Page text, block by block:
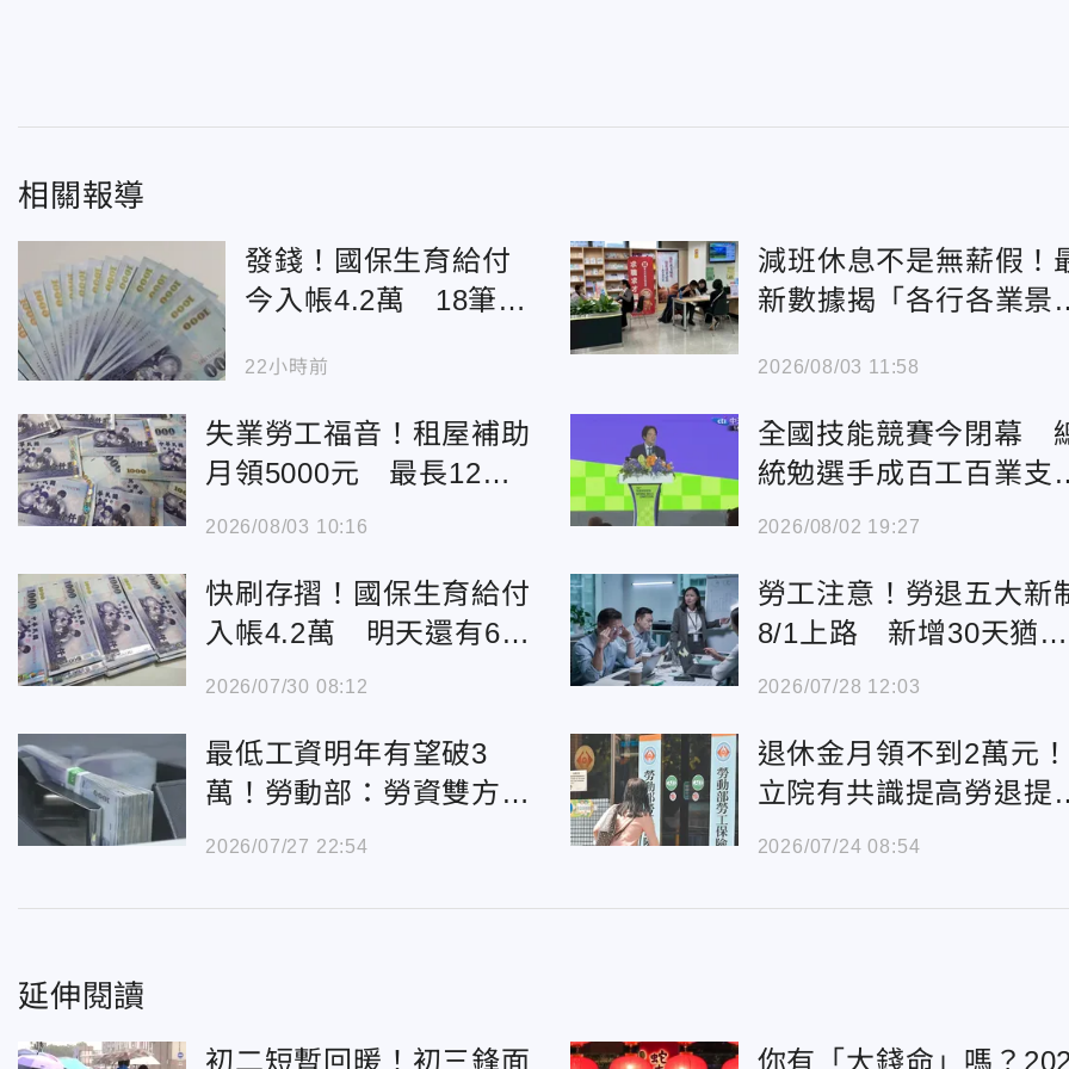
相關報導
發錢！國保生育給付
今入帳4.2萬 18筆津
22小時前
減班休息不是無薪假！
新數據揭「各行各業景
2026/08/03 11:58
失業勞工福音！租屋補助
月領5000元 最長12個
月
2026/08/03 10:16
全國技能競賽今閉幕
統勉選手成百工百業支
柱：推動台灣繼續向前
2026/08/02 19:27
快刷存摺！國保生育給付
入帳4.2萬 明天還有6筆
補助
2026/07/30 08:12
勞工注意！勞退五大新
8/1上路 新增30天猶豫
期
2026/07/28 12:03
最低工資明年有望破3
萬！勞動部：勞資雙方支
持合理調整
2026/07/27 22:54
退休金月領不到2萬元！
立院有共識提高勞退提
上限
2026/07/24 08:54
延伸閱讀
初二短暫回暖！初三鋒面 你有「大錢命」嗎？202